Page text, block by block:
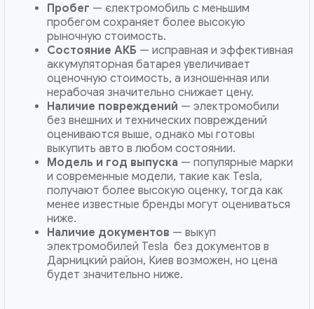
Пробег — єлектромобиль с меньшим
пробегом сохраняет более высокую
рыночную стоимость.
Состояние АКБ — исправная и эффективная
аккумуляторная батарея увеличивает
оценочную стоимость, а изношенная или
нерабочая значительно снижает цену.
Наличие повреждений — электромобили
без внешних и технических повреждений
оцениваются выше, однако мы готовы
выкупить авто в любом состоянии.
Модель и год выпуска — популярные марки
и современные модели, такие как Tesla,
получают более высокую оценку, тогда как
менее известные бренды могут оцениваться
ниже.
Наличие документов — выкуп
электромобилей Tesla без документов в
Дарницкий район, Киев возможен, но цена
будет значительно ниже.